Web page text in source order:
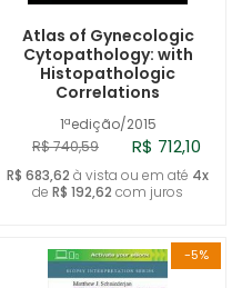
1ªedição/2015
Atlas of Gynecologic
Cytopathology: with
Histopathologic
Correlations
R$ 740,59 R$ 712,10
R$ 683,62 à vista ou em até 4x
de R$ 192,62 com juros
-5%